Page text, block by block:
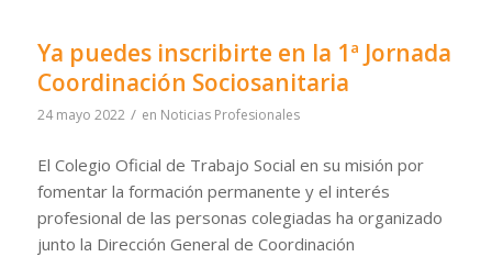
Ya puedes inscribirte en la 1ª Jornada
Coordinación Sociosanitaria
24 mayo 2022 / en Noticias Profesionales
El Colegio Oficial de Trabajo Social en su misión por
fomentar la formación permanente y el interés
profesional de las personas colegiadas ha organizado
junto la Dirección General de Coordinación